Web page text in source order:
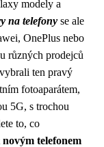
modely a
na telefony se ale
OnePlus nebo
různých prodejců
ten pravý
fotoaparátem,
5G, s trochou
to, co
telefonem